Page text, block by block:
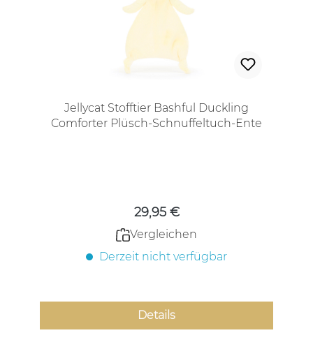
Jellycat Stofftier Bashful Duckling
Comforter Plüsch-Schnuffeltuch-Ente
29,95 €
Vergleichen
Derzeit nicht verfügbar
Details